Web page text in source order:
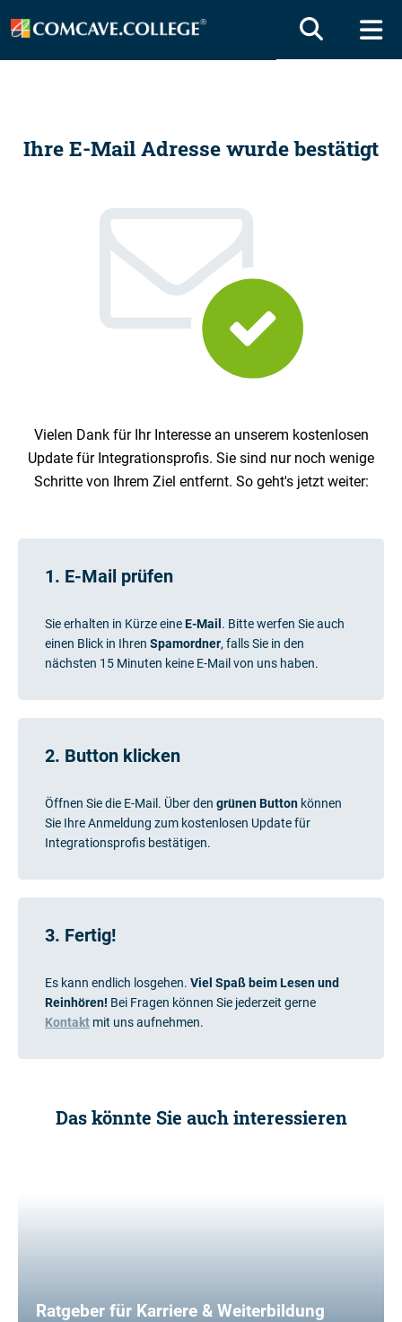
Ihre E-Mail Adresse wurde bestätigt
Vielen Dank für Ihr Interesse an unserem kostenlosen
Update für Integrationsprofis. Sie sind nur noch wenige
Schritte von Ihrem Ziel entfernt. So geht's jetzt weiter:
1. E-Mail prüfen
Sie erhalten in Kürze eineE-Mail . Bitte werfen Sie auch
einen Blick in Ihren Spamordner, falls Sie in den
nächsten 15 Minuten keine E-Mail von uns haben.
2. Button klicken
Öffnen Sie die E-Mail. Über den grünen Button können
Sie Ihre Anmeldung zum kostenlosen Update für
Integrationsprofis bestätigen.
3. Fertig!
Es kann endlich losgehen. Viel Spaß beim Lesen und
Reinhören! Bei Fragen können Sie jederzeit gerne
Kontakt mit uns aufnehmen.
Das könnte Sie auch interessieren
Ratgeber für Karriere & Weiterbildung